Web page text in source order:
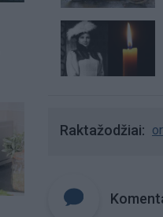
Raktažodžiai